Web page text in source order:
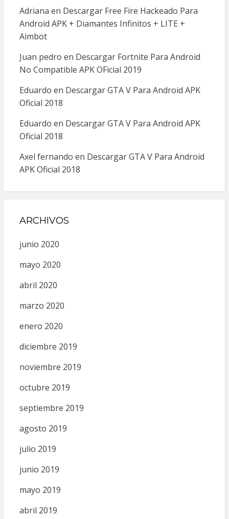
Adriana en Descargar Free Fire Hackeado Para
Android APK + Diamantes Infinitos + LITE +
Aimbot
Juan pedro en Descargar Fortnite Para Android
No Compatible APK OFicial 2019
Eduardo en Descargar GTA V Para Android APK
Oficial 2018
Eduardo en Descargar GTA V Para Android APK
Oficial 2018
Axel fernando en Descargar GTA V Para Android
APK Oficial 2018
ARCHIVOS
junio 2020
mayo 2020
abril 2020
marzo 2020
enero 2020
diciembre 2019
noviembre 2019
octubre 2019
septiembre 2019
agosto 2019
julio 2019
junio 2019
mayo 2019
abril 2019